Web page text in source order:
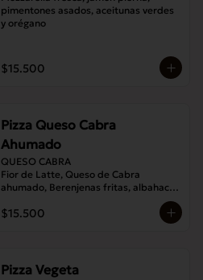
pimentones asados, aceitunas verdes
y orégano
$15.500
Pizza Queso Cabra
Ahumado
QUESO CABRA
Fior de Latte, Queso de Cabra
ahumado, Berenjenas fritas, albahaca ,
$15.500
Pizza Vegeta